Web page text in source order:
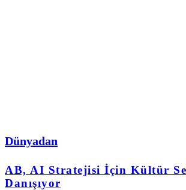
Dünyadan
AB, AI Stratejisi İçin Kültür
Danışıyor